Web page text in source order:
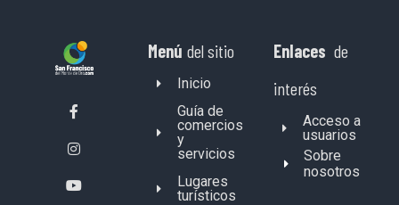
Menú del sitio
Inicio
Guía de
comercios
y
servicios
Lugares
turísticos
Enlaces de
interés
Acceso a
usuarios
Sobre
nosotros